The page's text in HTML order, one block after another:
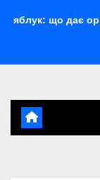
організму цей